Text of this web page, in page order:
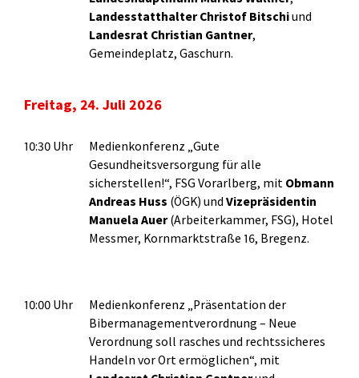
Landesstatthalter Christof Bitschiund
Landesrat Christian Gantner,
Gemeindeplatz, Gaschurn.
Freitag, 24. Juli 2026
10:30 Uhr
Medienkonferenz „Gute
Gesundheitsversorgung für alle
sicherstellen!“, FSG Vorarlberg, mit Obmann
Andreas Huss (ÖGK) undVizepräsidentin
Manuela Auer(Arbeiterkammer, FSG), Hotel
Messmer, Kornmarktstraße 16, Bregenz.
10:00 Uhr
Medienkonferenz „Präsentation der
Bibermanagementverordnung – Neue
Verordnung soll rasches und rechtssicheres
Handeln vor Ort ermöglichen“, mit